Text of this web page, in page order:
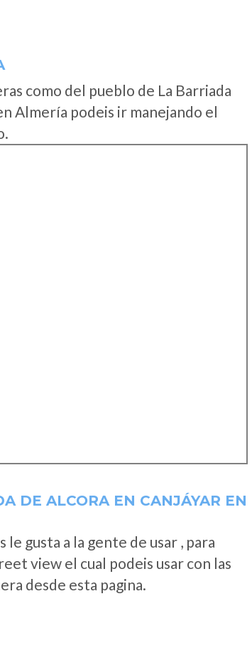
como del pueblo de La Barriada
Almería podeis ir manejando el
DE ALCORA EN CANJÁYAR EN
le gusta a la gente de usar , para
view el cual podeis usar con las
desde esta pagina.